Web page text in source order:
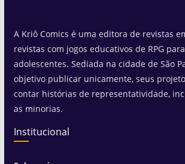
A Kriô Comics é uma editora de revistas
revistas com jogos educativos de RPG
adolescentes. Sediada na cidade de São
objetivo publicar unicamente, seus
contar histórias de representatividade,
as minorias.
Institucional